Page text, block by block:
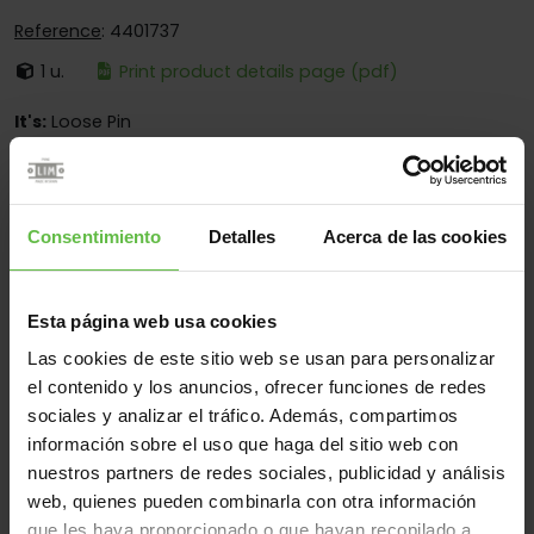
Consentimiento Detalles Acerca de las cookies
Esta página web usa cookies
Las cookies de este sitio web se usan para personalizar
el contenido y los anuncios, ofrecer funciones de redes
sociales y analizar el tráfico. Además, compartimos
información sobre el uso que haga del sitio web con
nuestros partners de redes sociales, publicidad y análisis
web, quienes pueden combinarla con otra información
que les haya proporcionado o que hayan recopilado a
Reference: 4401737
1 u.
Print product details page (pdf)
It's: Loose Pin
Corners:
Fixing:Screwed And Welded
Applications:For Toilet Cubicles
Material
Stainless Steel 304
Stainless Steel 316
All
(4 items)
Code Reference Measurements Variants